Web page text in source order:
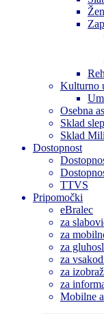
Kulturno
Osebna
Sklad
Sklad
Dostopnost
TTVS
Pripomočki
eBralec
za
za
za
za
za
za
Mobilne